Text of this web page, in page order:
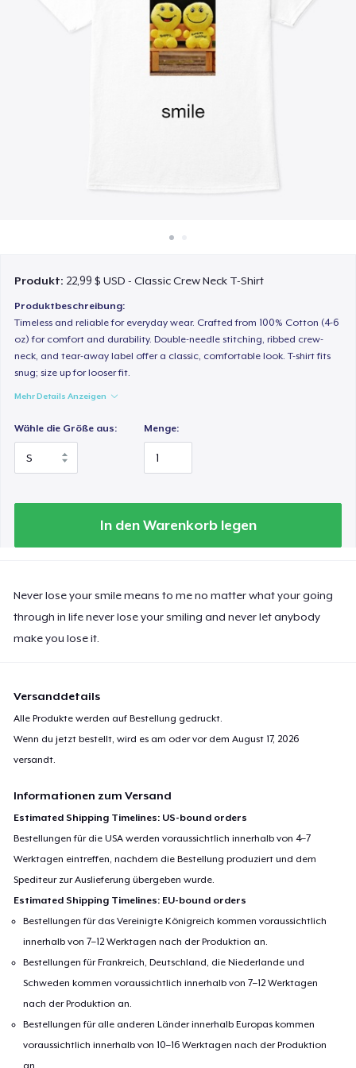
Überall verkaufen
Etwas verkaufen
Produkt: 22,99 $ USD - Classic Crew Neck T-Shirt
Produktbeschreibung:
Timeless and reliable for everyday wear. Crafted from 100% Cotton (4-6
oz) for comfort and durability. Double-needle stitching, ribbed crew-
neck, and tear-away label offer a classic, comfortable look. T-shirt fits
snug; size up for looser fit.
Mehr Details Anzeigen
Wähle die Größe aus: Menge:
In den Warenkorb legen
Never lose your smile means to me no matter what your going
through in life never lose your smiling and never let anybody
make you lose it.
Versanddetails
Alle Produkte werden auf Bestellung gedruckt.
Wenn du jetzt bestellt, wird es am oder vor demAugust 17, 2026
versandt.
Informationen zum Versand
Estimated Shipping Timelines: US-bound orders
Bestellungen für die USA werden voraussichtlich innerhalb von 4–7
Werktagen eintreffen, nachdem die Bestellung produziert und dem
Spediteur zur Auslieferung übergeben wurde.
Estimated Shipping Timelines: EU-bound orders
Bestellungen für das Vereinigte Königreich kommen voraussichtlich
innerhalb von 7–12 Werktagen nach der Produktion an.
Bestellungen für Frankreich, Deutschland, die Niederlande und
Schweden kommen voraussichtlich innerhalb von 7–12 Werktagen
nach der Produktion an.
Bestellungen für alle anderen Länder innerhalb Europas kommen
voraussichtlich innerhalb von 10–16 Werktagen nach der Produktion
an.